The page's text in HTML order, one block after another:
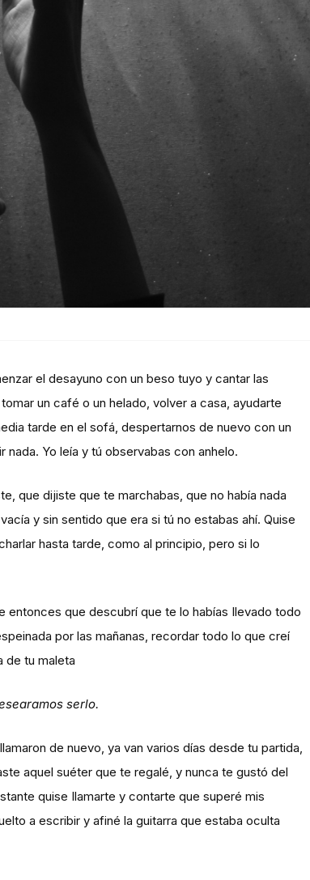
el desayuno con un beso tuyo y cantar las
un café o un helado, volver a casa, ayudarte
tarde en el sofá, despertarnos de nuevo con un
nada. Yo leía y tú observabas con anhelo.
que dijiste que te marchabas, que no había nada
y sin sentido que era si tú no estabas ahí. Quise
hasta tarde, como al principio, pero si lo
que descubrí que te lo habías Ilevado todo
por las mañanas, recordar todo lo que creí
de tu maleta
serlo.
de nuevo, ya van varios días desde tu partida,
aquel suéter que te regalé, y nunca te gustó del
quise Ilamarte y contarte que superé mis
a escribir y afiné la guitarra que estaba oculta